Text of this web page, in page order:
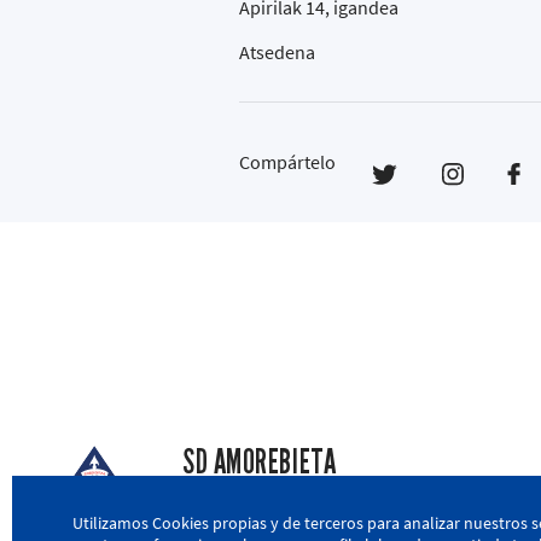
Apirilak 14, igandea
Atsedena
Compártelo
SD AMOREBIETA
Utilizamos Cookies propias y de terceros para analizar